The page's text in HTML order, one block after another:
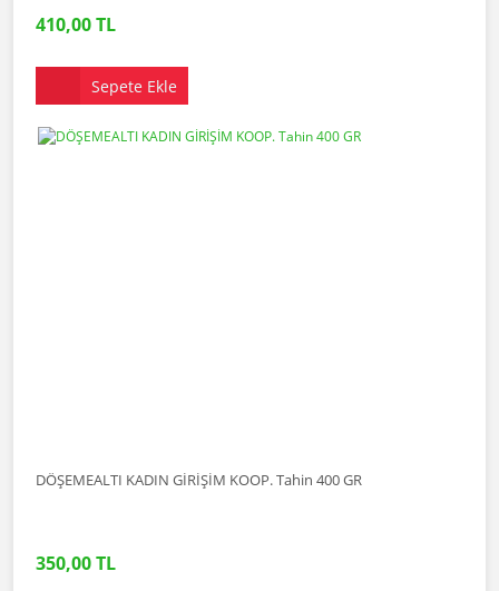
410,00 TL
Sepete Ekle
DÖŞEMEALTI KADIN GİRİŞİM KOOP. Tahin 400 GR
350,00 TL